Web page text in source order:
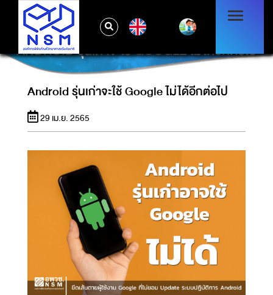
ANDROID รุ่นเก่าจะใช้ GOOGLE ไม่ได้อีกต่อไป
Android รุ่นเก่าจะใช้ Google ไม่ได้อีกต่อไป
29 เม.ย. 2565